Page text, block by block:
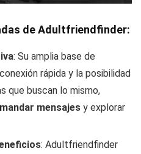
de Adultfriendfinder:
: Su amplia base de
rápida y la posibilidad
que buscan lo mismo,
mandar mensajes y explorar
: Adultfriendfinder